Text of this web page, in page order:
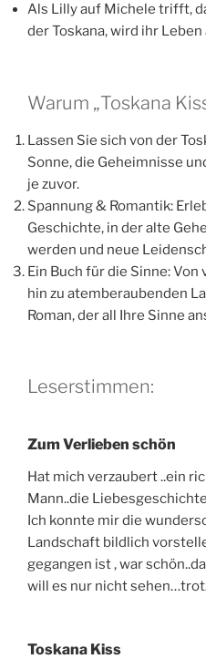
Als Lilly auf Michele trifft,
der Toskana, wird ihr
Warum „Toskana
Lassen Sie sich von der
Sonne, die Geheimnisse
je zuvor.
Spannung & Romantik:
Geschichte, in der alte
werden und neue
Ein Buch für die Sinne:
hin zu atemberaubenden
Roman, der all Ihre Sinne
Leserstimmen:
Zum Verlieben schön
Hat mich verzaubert ..ein
Mann..die
Ich konnte mir die
Landschaft bildlich
gegangen ist , war
will es nur nicht
Toskana Kiss